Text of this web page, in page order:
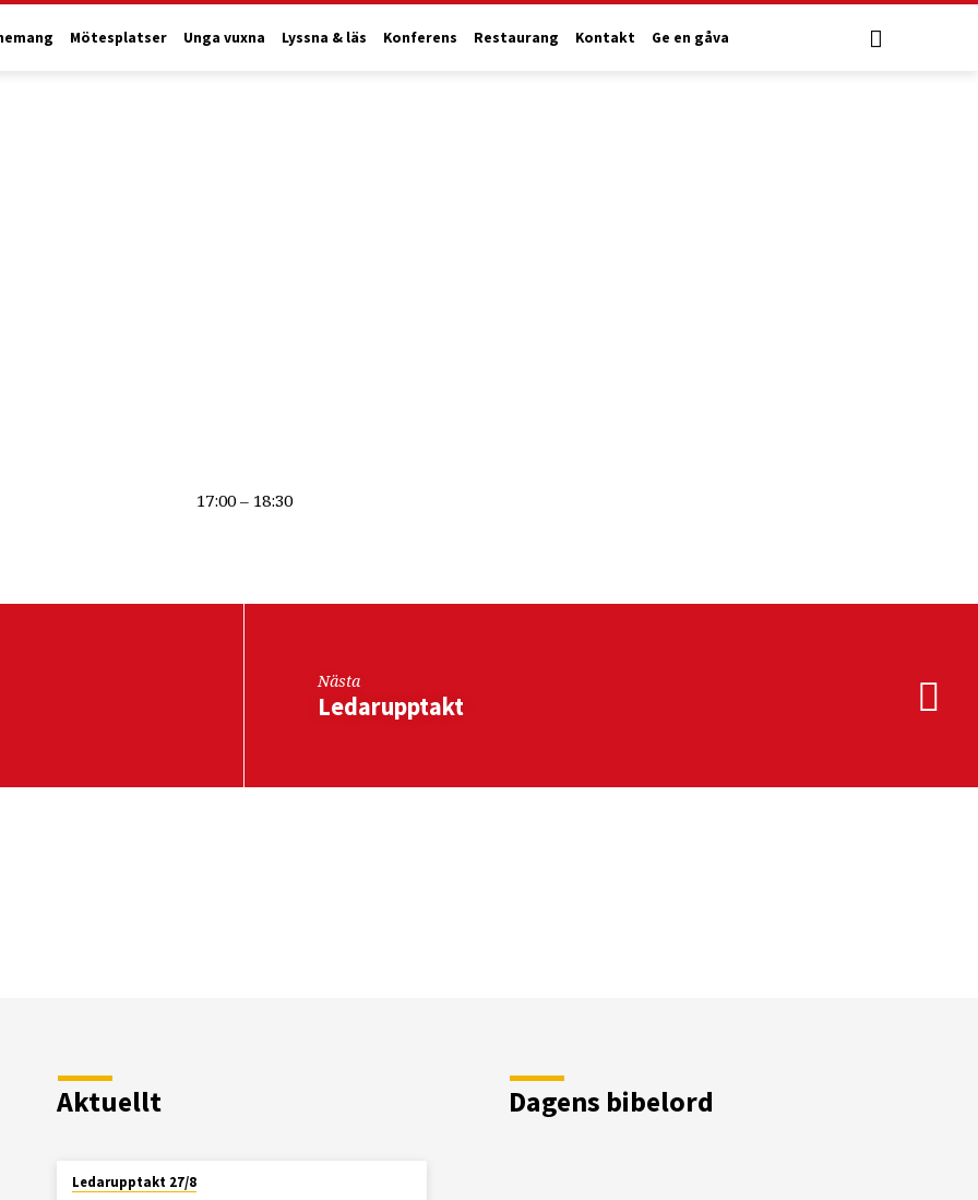
Mötesplatser Unga vuxna Lyssna & läs Konferens Restaurang Kontakt Ge en gåva
17:00 – 18:30
Nästa
Ledarupptakt
Aktuellt
Ledarupptakt 27/8
Dagens bibelord